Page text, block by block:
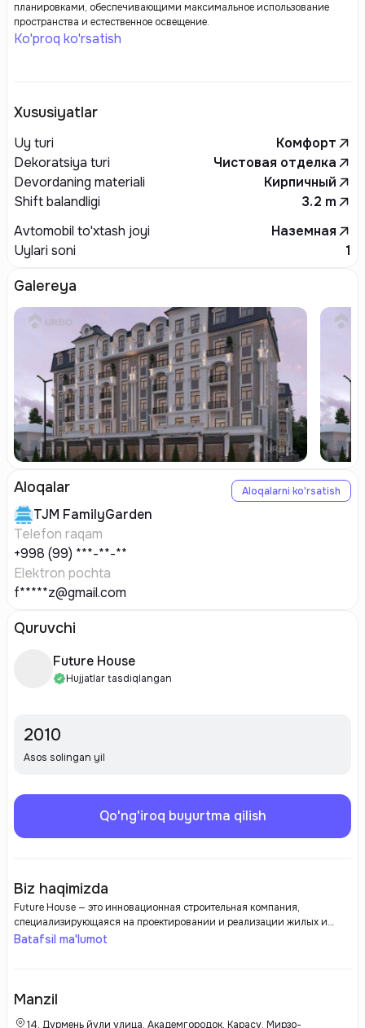
планировками, обеспечивающими максимальное использование
пространства и естественное освещение.
Ko'proq ko'rsatish
Xususiyatlar
Uy turi
Комфорт
Dekoratsiya turi
Чистовая отделка
Devordaning materiali
Кирпичный
Shift balandligi
3.2 m
Avtomobil to'xtash joyi
Наземная
Uylari soni
1
Galereya
Aloqalar Aloqalarni ko'rsatish
TJM FamilyGarden
Telefon raqam
+998 (99) ***-**-**
Elektron pochta
f*****z@gmail.com
Quruvchi
Future House
Hujjatlar tasdiqlangan
2010
Asos solingan yil
Qo'ng'iroq buyurtma qilish
Biz haqimizda
Future House — это инновационная строительная компания,
специализирующаяся на проектировании и реализации жилых и
коммерческих объектов. Она зарекомендовала себя как надежный
Batafsil ma'lumot
Manzil
14, Дурмень йули улица, Академгородок, Карасу, Мирзо-